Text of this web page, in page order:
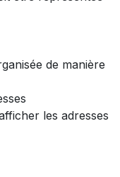
de manière
les adresses